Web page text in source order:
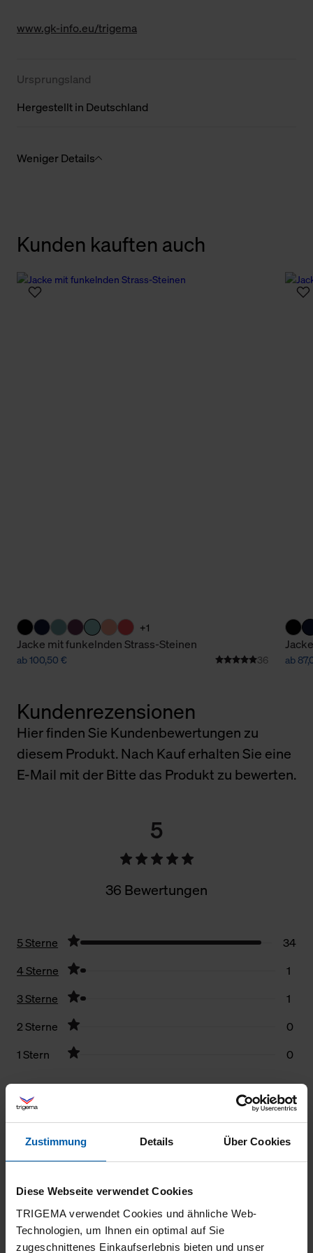
Zustimmung Details Über Cookies
Diese Webseite verwendet Cookies
TRIGEMA verwendet Cookies und ähnliche Web-
Technologien, um Ihnen ein optimal auf Sie
zugeschnittenes Einkaufserlebnis bieten und unser
www.gk-info.eu/trigema
Ursprungsland
Hergestellt in Deutschland
Weniger Details
Kunden kauften auch
+1
Jacke mit funkelnden Strass-Steinen
ab 100,50 € 36 ab
Kundenrezensionen
Hier finden Sie Kundenbewertungen zu
diesem Produkt. Nach Kauf erhalten Sie eine
E-Mail mit der Bitte das Produkt zu bewerten.
5
36 Bewertungen
5 Sterne
34
4 Sterne
1
3 Sterne
1
2 Sterne
0
1 Stern
0
02.07.2026
mich, zuviel Glitzer. Ich habe die Jacke zurück
geschickt und eine Jacke aus Baumwolle als
Ersatz bekommen Problemlos!!